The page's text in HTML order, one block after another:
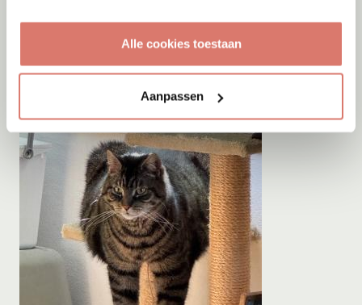
Alle cookies toestaan
Aanpassen
Cyprus